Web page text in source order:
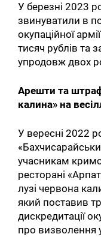
У березні 2023
звинуватили в
окупаційної
тисяч рублів та
упродовж двох
Арешти та
калина» на
У вересні 2022
учасникам
ресторані
лузі червона
який поставив
дискредитації
про визволення